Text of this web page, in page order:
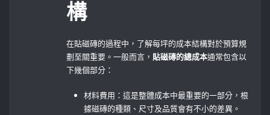
構
在貼磁磚的過程中，了解每坪的成本結構對於預算規
劃至關重要。一般而言， 貼磁磚的總成本通常包含以
下幾個部分：
材料費用：這是整體成本中最重要的一部分，根
據磁磚的種類、尺寸及品質會有不小的差異。